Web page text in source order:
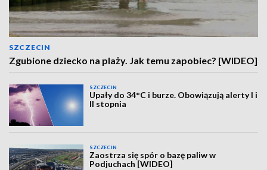
SZCZECIN
Zgubione dziecko na plaży. Jak temu zapobiec? [WIDEO]
SZCZECIN
Upały do 34°C i burze. Obowiązują alerty I i
II stopnia
SZCZECIN
Zaostrza się spór o bazę paliw w
Podjuchach [WIDEO]